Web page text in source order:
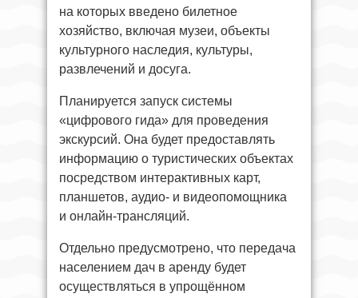
на которых введено билетное
хозяйство, включая музеи, объекты
культурного наследия, культуры,
развлечений и досуга.
Планируется запуск системы
«цифрового гида» для проведения
экскурсий. Она будет предоставлять
информацию о туристических объектах
посредством интерактивных карт,
планшетов, аудио- и видеопомощника
и онлайн-трансляций.
Отдельно предусмотрено, что передача
населением дач в аренду будет
осуществляться в упрощённом